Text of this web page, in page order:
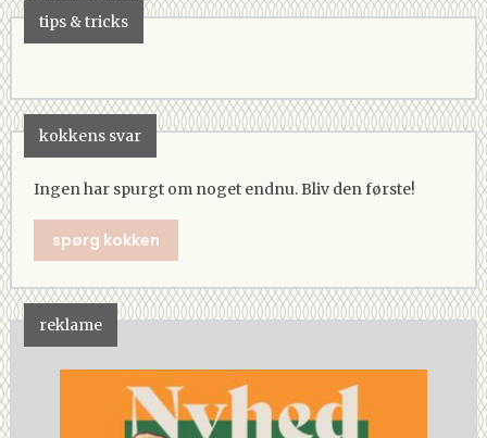
tips & tricks
kokkens svar
Ingen har spurgt om noget endnu. Bliv den første!
spørg kokken
reklame